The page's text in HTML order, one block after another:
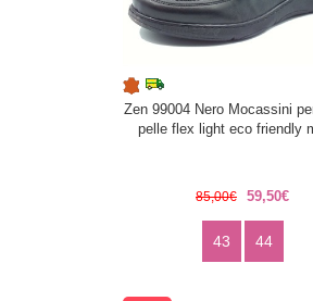
Zen 99004 Nero Mocassini
pelle flex light eco friendly
85,00€ 59,50€
43 44